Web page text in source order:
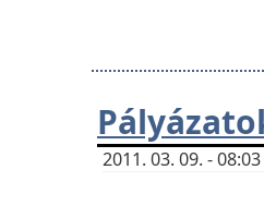
2011. 03. 09. -